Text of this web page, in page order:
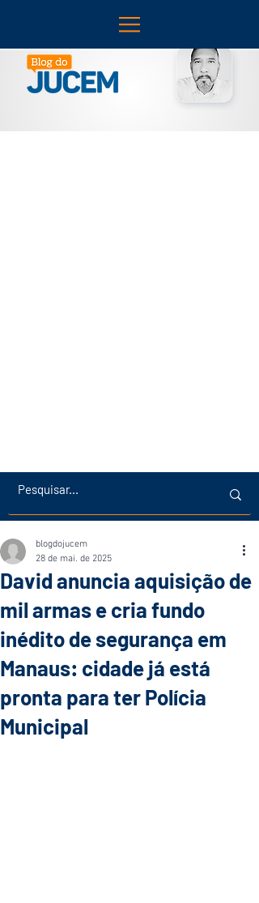
David anuncia aquisição de
mil armas e cria fundo
inédito de segurança em
Manaus: cidade já está
pronta para ter Polícia
Municipal
blogdojucem
28 de mai. de 2025